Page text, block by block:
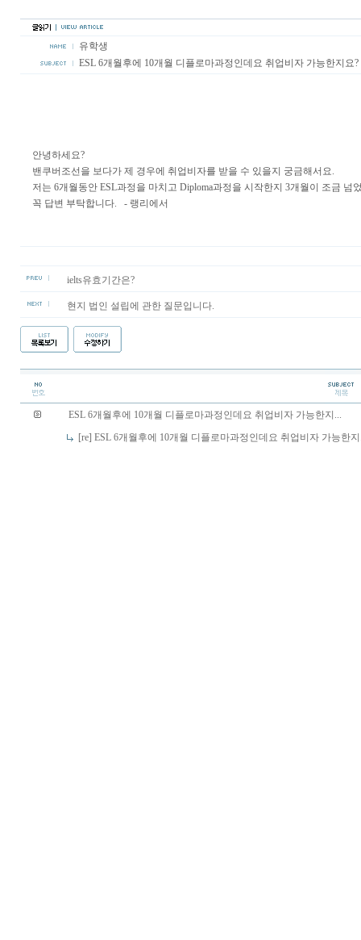
유학생
ESL 6개월후에 10개월 디플로마과정인데요 취업비자 가능한지요?
안녕하세요?
밴쿠버조선을 보다가 제 경우에 취업비자를 받을 수 있을지 궁금해서요.
저는 6개월동안 ESL과정을 마치고 Diploma과정을 시작한지 3개월이 조금
꼭 답변 부탁합니다. - 랭리에서
ielts유효기간은?
현지 법인 설립에 관한 질문입니다.
ESL 6개월후에 10개월 디플로마과정인데요 취업비자 가능한지...
[re] ESL 6개월후에 10개월 디플로마과정인데요 취업비자 가능한지